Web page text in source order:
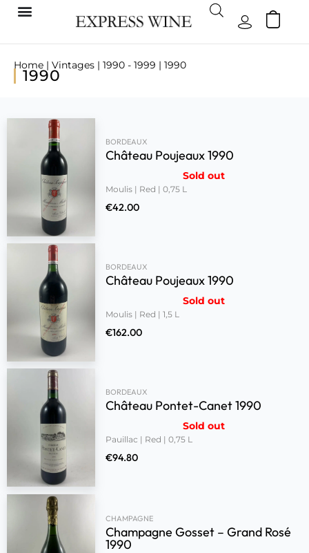
Home | Vintages | 1990 - 1999 | 1990
1990
BORDEAUX
Château Poujeaux 1990
Sold out
Moulis | Red | 0,75 L
€42.00
BORDEAUX
Château Poujeaux 1990
Sold out
Moulis | Red | 1,5 L
€162.00
BORDEAUX
Château Pontet-Canet 1990
Sold out
Pauillac | Red | 0,75 L
€94.80
CHAMPAGNE
Champagne Gosset – Grand Rosé
1990